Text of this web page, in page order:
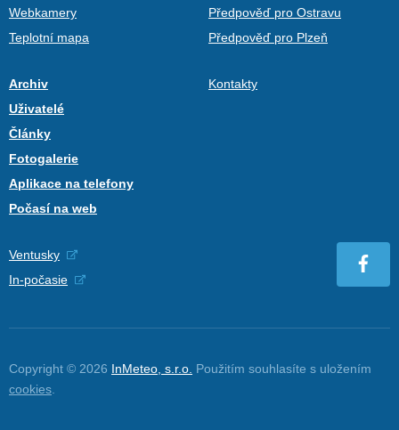
Webkamery
Teplotní mapa
Předpověď pro Ostravu
Předpověď pro Plzeň
Archiv
Uživatelé
Články
Fotogalerie
Aplikace na telefony
Počasí na web
Kontakty
Ventusky
In-počasie
Copyright © 2026 InMeteo, s.r.o. Použitím souhlasíte s uložením
cookies